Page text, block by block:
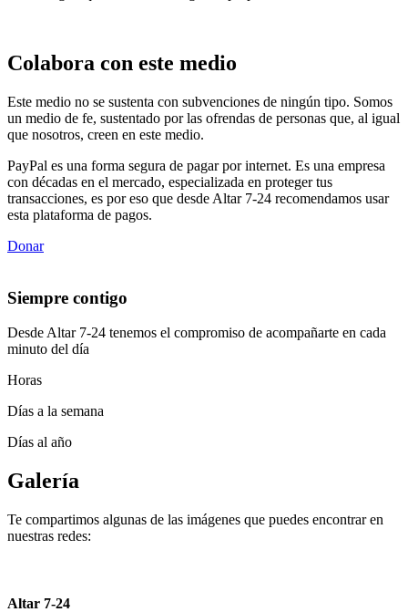
Colabora con este medio
Este medio no se sustenta con subvenciones de ningún tipo. Somos
un medio de fe, sustentado por las ofrendas de personas que, al igual
que nosotros, creen en este medio.
PayPal es una forma segura de pagar por internet. Es una empresa
con décadas en el mercado, especializada en proteger tus
transacciones, es por eso que desde Altar 7-24 recomendamos usar
esta plataforma de pagos.
Donar
Siempre contigo
Desde Altar 7-24 tenemos el compromiso de acompañarte en cada
minuto del día
Horas
Días a la semana
Días al año
Galería
Te compartimos algunas de las imágenes que puedes encontrar en
nuestras redes:
Altar 7-24